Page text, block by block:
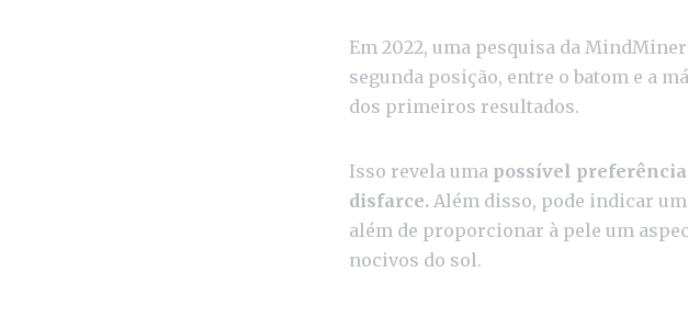
Em 2022, uma pesquisa da
segunda posição, entre o batom e a
dos primeiros resultados.
Isso revela uma possível
disfarce. Além disso, pode indicar
além de proporcionar à pele um
nocivos do sol.